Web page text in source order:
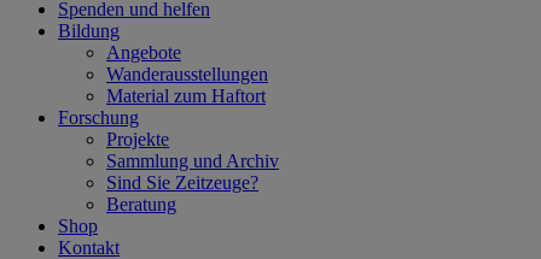
Spenden und helfen
Bildung
Angebote
Wanderausstellungen
Material zum Haftort
Forschung
Projekte
Sammlung und Archiv
Sind Sie Zeitzeuge?
Beratung
Shop
Kontakt